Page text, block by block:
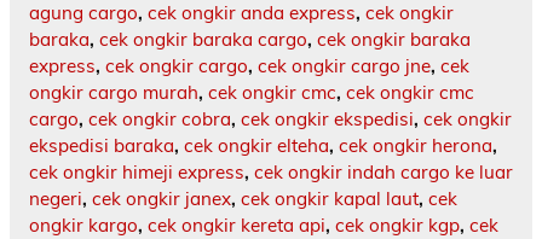
agung cargo, cek ongkir anda express, cek ongkir
baraka, cek ongkir baraka cargo, cek ongkir baraka
express, cek ongkir cargo, cek ongkir cargo jne, cek
ongkir cargo murah, cek ongkir cmc, cek ongkir cmc
cargo, cek ongkir cobra, cek ongkir ekspedisi, cek ongkir
ekspedisi baraka, cek ongkir elteha, cek ongkir herona,
cek ongkir himeji express, cek ongkir indah cargo ke luar
negeri, cek ongkir janex, cek ongkir kapal laut, cek
ongkir kargo, cek ongkir kereta api, cek ongkir kgp, cek